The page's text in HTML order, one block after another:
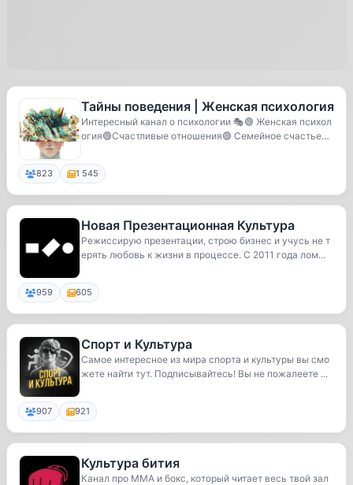
Тайны поведения | Женская психология
Интересный канал о психологии 🎭🟢 Женская психол
огия🟢Счастливые отношения🟢 Семейное счастье🟢
823 1 545
Новая Презентационная Культура
Режиссирую презентации, строю бизнес и учусь не т
ерять любовь к жизни в процессе. С 2011 года лом...
959 605
Спорт и Культура
Самое интересное из мира спорта и культуры вы смо
жете найти тут. Подписывайтесь! Вы не пожалеете ...
907 921
Культура бития
Канал про ММА и бокс, который читает весь твой зал